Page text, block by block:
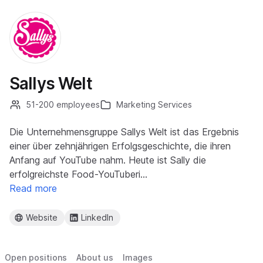
Sallys Welt
51-200 employees Marketing Services
Die Unternehmensgruppe Sallys Welt ist das Ergebnis
einer über zehnjährigen Erfolgsgeschichte, die ihren
Anfang auf YouTube nahm. Heute ist Sally die
erfolgreichste Food-YouTuberi…
Read more
Website LinkedIn
Open positions About us Images